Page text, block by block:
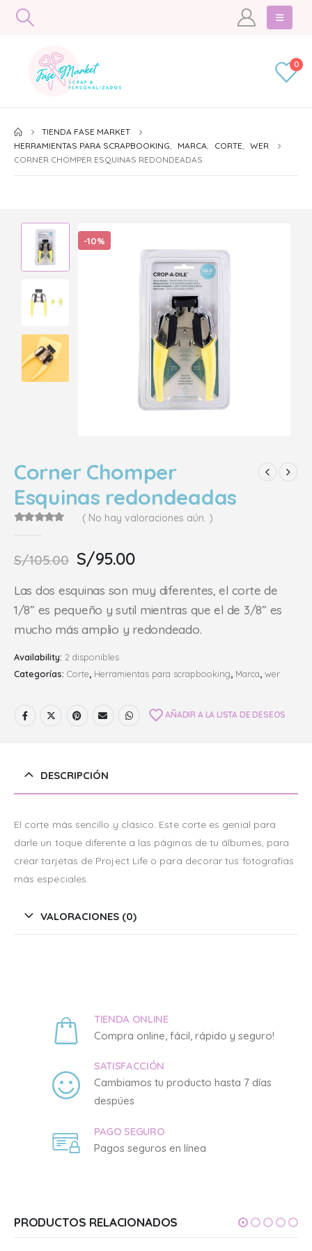
0
TIENDA FASE MARKET
HERRAMIENTAS PARA SCRAPBOOKING, MARCA, CORTE, WER
CORNER CHOMPER ESQUINAS REDONDEADAS
-10%
Corner Chomper
Esquinas redondeadas
( No hay valoraciones aún. )
S/105.00 El
original
era:
S/105.00.
S/95.00El
actual
es:
S/95.00.
Las dos esquinas son muy diferentes, el corte de
1/8” es pequeño y sutil mientras que el de 3/8” es
mucho más amplio y redondeado.
Availability: 2 disponibles
Categorías: Corte Herramientas para scrapbooking Marca wer
AÑADIR A LA LISTA DE DESEOS
DESCRIPCIÓN
El corte más sencillo y clásico. Este corte es genial para
darle un toque diferente a las páginas de tu álbumes, para
crear tarjetas de Project Life o para decorar tus fotografías
más especiales.
VALORACIONES (0)
TIENDA ONLINE
Compra online, fácil, rápido y seguro!
SATISFACCIÓN
Cambiamos tu producto hasta 7 días
despúes
PAGO SEGURO
Pagos seguros en línea
PRODUCTOS RELACIONADOS